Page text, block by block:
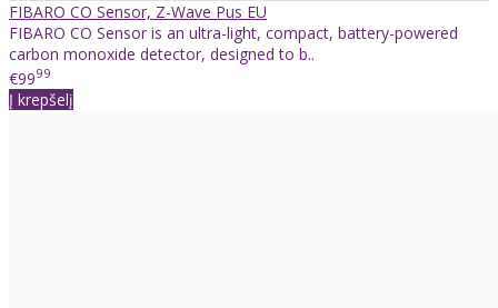
FIBARO CO Sensor, Z-Wave Pus EU
FIBARO CO Sensor is an ultra-light, compact, battery-powered
carbon monoxide detector, designed to b..
€9999
Į krepšelį